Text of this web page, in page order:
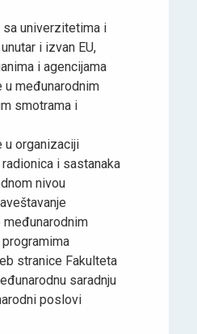
sa univerzitetima i
i izvan EU,
i agencijama
u međunarodnim
smotrama i
u organizaciji
i sastanaka
nivou
stranice Fakulteta
saradnju
poslovi